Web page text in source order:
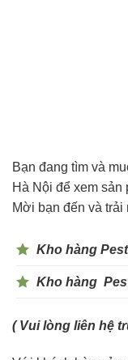
Bạn đang tìm và
Hà Nội để xem
Mời bạn đến và trải
Kho hàng
Kho hàng
( Vui lòng liên hệ